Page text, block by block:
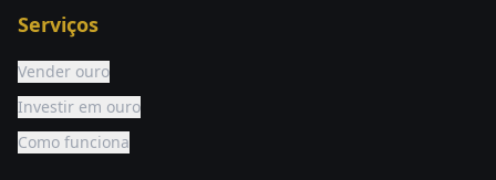
Serviços
Vender ouro
Investir em ouro
Como funciona